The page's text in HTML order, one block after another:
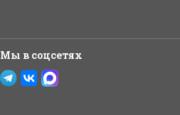
Мы в соцсетях